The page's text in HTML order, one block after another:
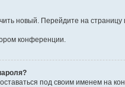
новый. Перейдите на
конференции.
под своим именем на